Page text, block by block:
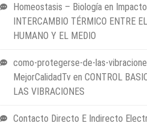
Homeostasis – Biología en Impacto
INTERCAMBIO TÉRMICO ENTRE
HUMANO Y EL MEDIO
como-protegerse-de-las-
MejorCalidadTven CONTROL
LAS VIBRACIONES
Contacto Directo E Indirecto